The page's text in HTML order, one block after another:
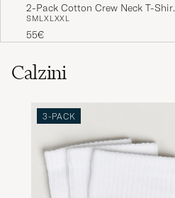
2-Pack Cotton Crew Neck T-Shirt
White
SMLXLXXL
55€
Calzini
3-PACK